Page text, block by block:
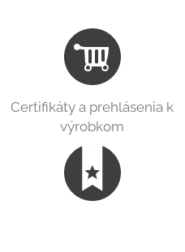
Certifikáty a prehlásenia k
výrobkom